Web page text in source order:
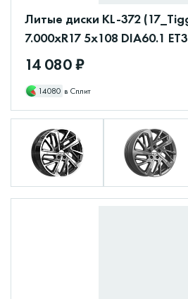
Литые диски KL-372
7.000xR17 5x108 DIA60.1
14 080 ₽
14080 в Сплит